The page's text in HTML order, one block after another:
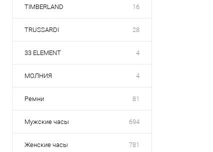
TIMBERLAND 16
TRUSSARDI 28
33 ELEMENT 4
МОЛНИЯ 4
Ремни 81
Мужские часы 694
Женские часы 781